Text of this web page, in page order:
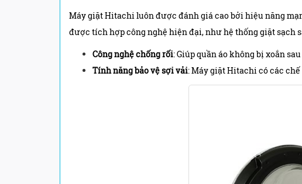
Máy giặt Hitachi luôn được đánh giá cao bởi hiệu năng
được tích hợp công nghệ hiện đại, như hệ thống giặt sạch
Công nghệ chống rối: Giúp quần áo không bị xoắn
Tính năng bảo vệ sợi vải: Máy giặt Hitachi có các